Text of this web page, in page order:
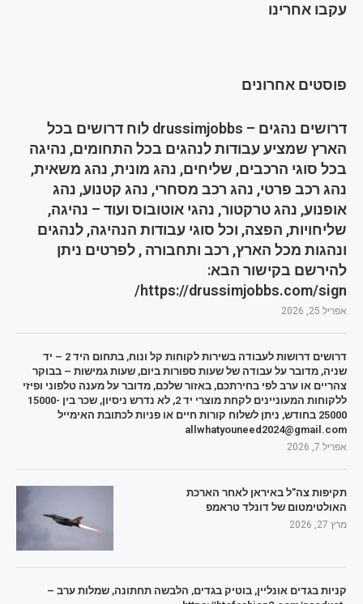
עקבו אחרינו
פוסטים אחרונים
דרושים נהגים – drussimjobbs לוח דרושים בכל
הארץ שמציע עבודות לנהגים בכל התחומים, נהיגה
בכל סוגי הרכבים, שליחים, נהג מונית, נהג משאית,
נהג רכב פרטי, נהג רכב מסחרי, נהג קטנוע, נהג
אופנוע, נהג טרקטור, נהגי אוטובוס ועוד – נהיגה,
שליחויות, הפצה, וכל סוגי עבודות הנהיגה, לנהגים
ונהגות מכל הארץ, רכב ותחבורה , לפרטים ניתן
להירשם בקישור הבא:
https://drussimjobbs.com/sign/
אפריל 25, 2026
דרושים דרושות לעבודה בשירות לקוחות קל ונוח, בתחום היד 2 – יד
שניה, מדובר על עבודה של שעות ספורות ביום, שעות גמישות – בבוקר
צהריים או ערב לפי בחירתכם, באזור שלכם, מדובר על מענה טלפוני ופיזי
ללקוחות המעוניינים לקחת מוצרי יד 2, לא נדרש ניסיון, שכר בין 15000-
25000 בחודש, ניתן לשלוח קורות חיים או פניות לכתובת האימייל
allwhatyouneed2024@gmail.com
אפריל 7, 2026
תקיפות צה"ל באיראן לאחר הארכת
האולטימטום של דונלד טראמפ
מרץ 27, 2026
קניות בגדים אונליין, בוטיק בגדים, הלבשה תחתונה, שמלות ערב –